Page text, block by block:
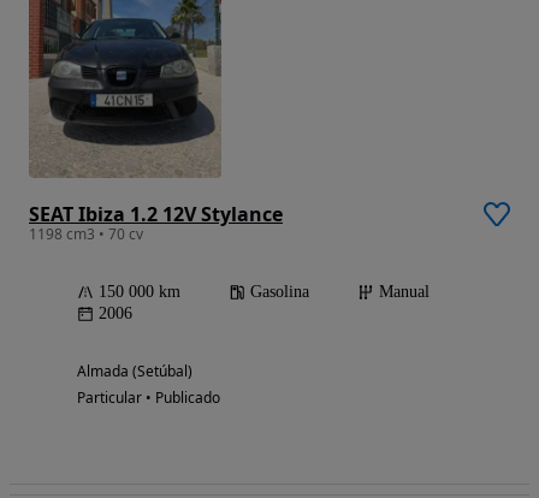
SEAT Ibiza 1.2 12V Stylance
1198 cm3 • 70 cv
150 000 km Gasolina
Manual
2006
Almada (Setúbal)
Particular • Publicado